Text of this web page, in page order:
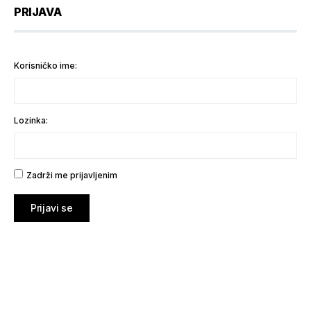
PRIJAVA
Korisničko ime:
Lozinka:
Zadrži me prijavljenim
Prijavi se